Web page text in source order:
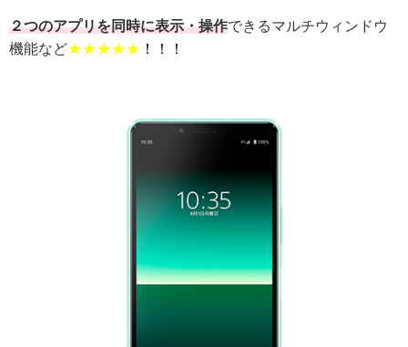
２つのアプリを同時に表示・操作できるマルチウィンドウ
機能など★★★★★ ！！！